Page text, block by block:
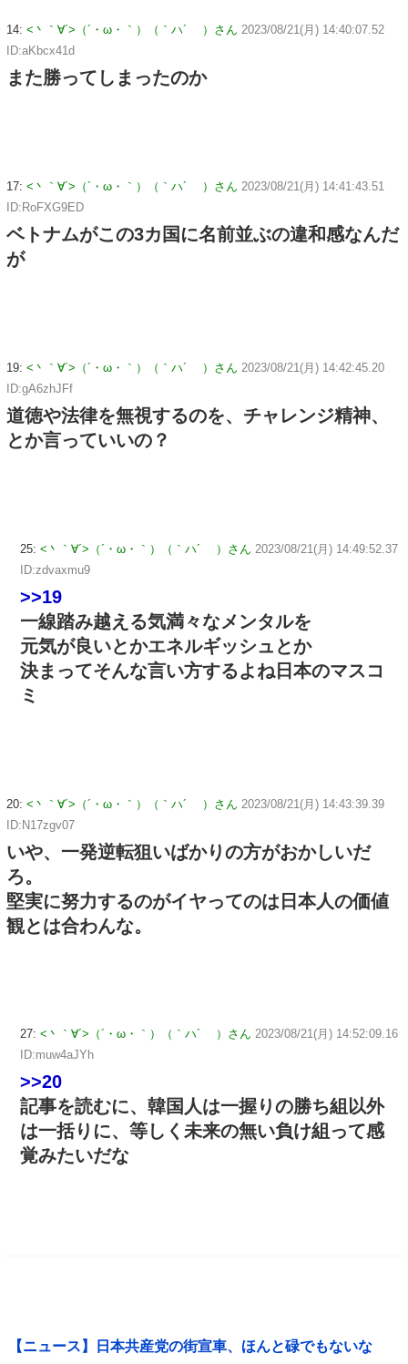
14: <丶｀∀´>（´・ω・｀）（｀ハ´ ）さん 2023/08/21(月) 14:40:07.52
ID:aKbcx41d
また勝ってしまったのか
17: <丶｀∀´>（´・ω・｀）（｀ハ´ ）さん 2023/08/21(月) 14:41:43.51
ID:RoFXG9ED
ベトナムがこの3カ国に名前並ぶの違和感なんだ
が
19: <丶｀∀´>（´・ω・｀）（｀ハ´ ）さん 2023/08/21(月) 14:42:45.20
ID:gA6zhJFf
道徳や法律を無視するのを、チャレンジ精神、
とか言っていいの？
25: <丶｀∀´>（´・ω・｀）（｀ハ´ ）さん 2023/08/21(月) 14:49:52.37
ID:zdvaxmu9
>>19
一線踏み越える気満々なメンタルを
元気が良いとかエネルギッシュとか
決まってそんな言い方するよね日本のマスコ
ミ
20: <丶｀∀´>（´・ω・｀）（｀ハ´ ）さん 2023/08/21(月) 14:43:39.39
ID:N17zgv07
いや、一発逆転狙いばかりの方がおかしいだ
ろ。
堅実に努力するのがイヤってのは日本人の価値
観とは合わんな。
27: <丶｀∀´>（´・ω・｀）（｀ハ´ ）さん 2023/08/21(月) 14:52:09.16
ID:muw4aJYh
>>20
記事を読むに、韓国人は一握りの勝ち組以外
は一括りに、等しく未来の無い負け組って感
覚みたいだな
【ニュース】日本共産党の街宣車、ほんと碌でもないな